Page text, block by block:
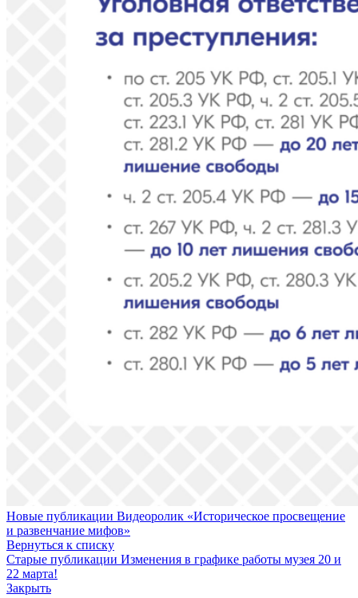
Новые публикации Видеоролик «Историческое просвещение
и развенчание мифов»
Вернуться к списку
Старые публикации Изменения в графике работы музея 20 и
22 марта!
Закрыть